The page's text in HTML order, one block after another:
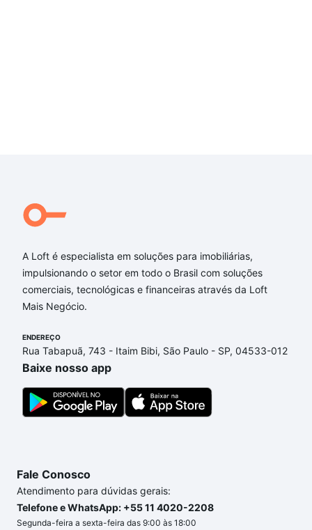
A Loft é especialista em soluções para imobiliárias,
impulsionando o setor em todo o Brasil com soluções
comerciais, tecnológicas e financeiras através da Loft
Mais Negócio.
ENDEREÇO
Rua Tabapuã, 743 - Itaim Bibi, São Paulo - SP, 04533-012
Baixe nosso app
Fale Conosco
Atendimento para dúvidas gerais:
Telefone e WhatsApp: +55 11 4020-2208
Segunda-feira a sexta-feira das 9:00 às 18:00